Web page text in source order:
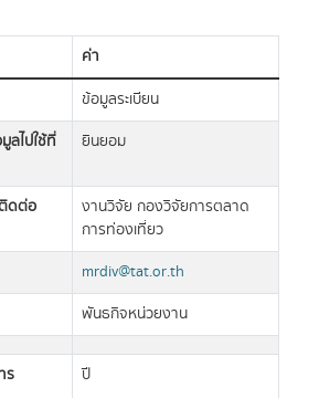
ค่า
ข้อมูลระเบียน
ลไปใช้ที่
ยินยอม
ดต่อ
งานวิจัย กองวิจัยการตลาด
การท่องเที่ยว
mrdiv@tat.or.th
พันธกิจหน่วยงาน
ร
ปี